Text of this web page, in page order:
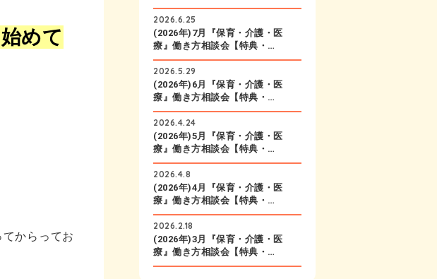
めて
からってお
2026.6.25
(2026年)7月『保育・介護・医
療』働き方相談会【特典・…
2026.5.29
(2026年)6月『保育・介護・医
療』働き方相談会【特典・…
2026.4.24
(2026年)5月『保育・介護・医
療』働き方相談会【特典・…
2026.4.8
(2026年)4月『保育・介護・医
療』働き方相談会【特典・…
2026.2.18
(2026年)3月『保育・介護・医
療』働き方相談会【特典・…